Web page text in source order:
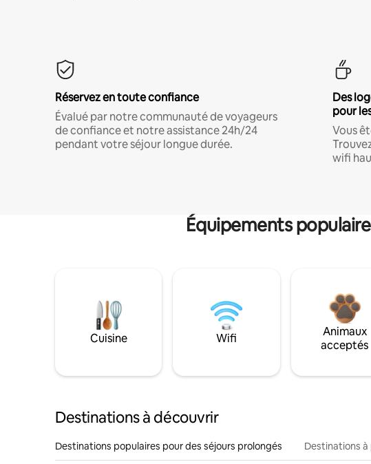
Réservez en toute confiance
Évalué par notre communauté de voyageurs
de confiance et notre assistance 24h/24
pendant votre séjour longue durée.
Des
pour
Vous
wifi
Équipements
Cuisine Wifi
Animaux
acceptés
Destinations à découvrir
Destinations populaires pour des séjours prolongés Destinations